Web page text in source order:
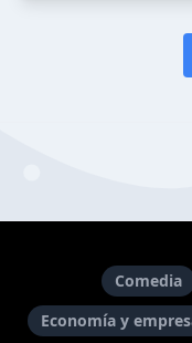
Comedia
Economía y